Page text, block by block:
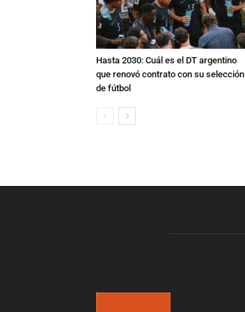
Hasta 2030: Cuál es el DT argentino
que renovó contrato con su selección
de fútbol